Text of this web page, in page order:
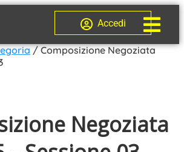
Accedi
/ Composizione Negoziata
Negoziata